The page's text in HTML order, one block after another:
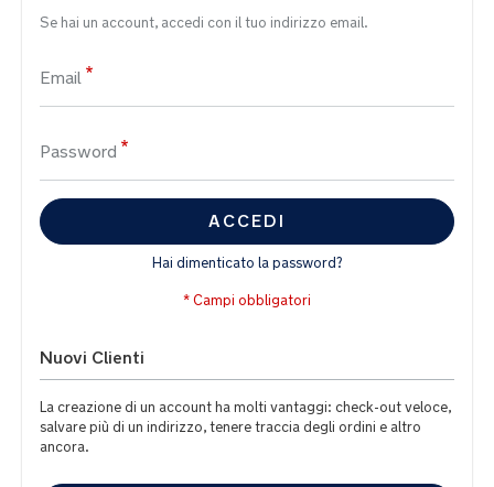
Se hai un account, accedi con il tuo indirizzo email.
Email
Password
ACCEDI
Hai dimenticato la password?
Nuovi Clienti
La creazione di un account ha molti vantaggi: check-out veloce,
salvare più di un indirizzo, tenere traccia degli ordini e altro
ancora.